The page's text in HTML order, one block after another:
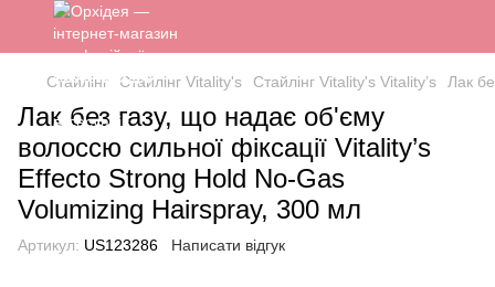
Стайлінг Стайлінг Vitality's Стайлінг Vitality's Vitality’s Лак
Лак без газу, що надає об'єму
волоссю сильної фіксації Vitality’s
Effecto Strong Hold No-Gas
Volumizing Hairspray, 300 мл
Артикул: US123286 Написати відгук